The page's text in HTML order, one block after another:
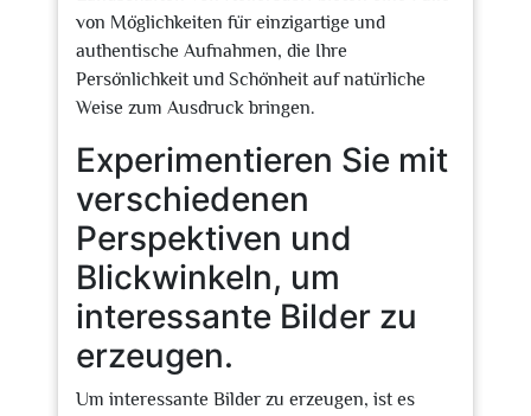
von Möglichkeiten für einzigartige und
authentische Aufnahmen, die Ihre
Persönlichkeit und Schönheit auf natürliche
Weise zum Ausdruck bringen.
Experimentieren Sie mit
verschiedenen
Perspektiven und
Blickwinkeln, um
interessante Bilder zu
erzeugen.
Um interessante Bilder zu erzeugen, ist es